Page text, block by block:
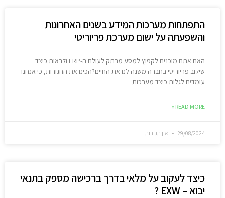
התפתחות מערכות המידע בשנים האחרונות
והשפעתה על ישום מערכת פריוריטי
האם אתם מוכנים לקפוץ למסע מרתק לעולם ה-ERP ולראות כיצד
שילוב פריוריטי בחברה משנה לנו את החיים?הכינו את החגורות, כי אנחנו
עומדים לגלות כיצד מערכות
READ MORE »
29/08/2024 אין תגובות
כיצד לעקוב על מלאי בדרך ברכישה מספק בתנאי
יבוא – EXW ?